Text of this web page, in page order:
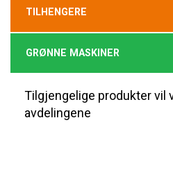
TILHENGERE
GRØNNE MASKINER
Tilgjengelige produkter vil
avdelingene